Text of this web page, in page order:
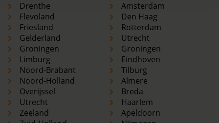
Drenthe
Flevoland
Friesland
Gelderland
Groningen
Limburg
Noord-Brabant
Noord-Holland
Overijssel
Utrecht
Zeeland
Amsterdam
Den Haag
Rotterdam
Utrecht
Groningen
Eindhoven
Tilburg
Almere
Breda
Haarlem
Apeldoorn